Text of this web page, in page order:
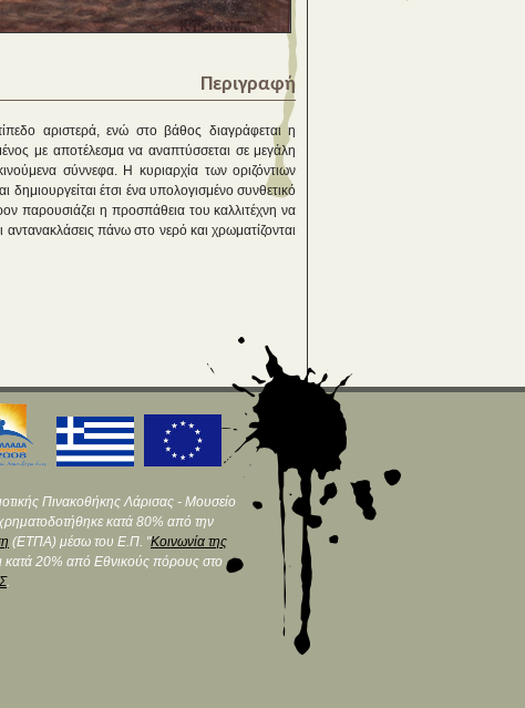
Περιγραφή
αριστερά, ενώ στο βάθος διαγράφεται η
με αποτέλεσμα να αναπτύσσεται σε μεγάλη
σύννεφα. Η κυριαρχία των οριζόντιων
έτσι ένα υπολογισμένο συνθετικό
παρουσιάζει η προσπάθεια του καλλιτέχνη να
πάνω στο νερό και χρωματίζονται
Πινακοθήκης Λάρισας - Μουσείο
κατά 80% από την
(ΕΤΠΑ) μέσω του Ε.Π. "Κοινωνία της
κατά 20% από Εθνικούς πόρους στο
.